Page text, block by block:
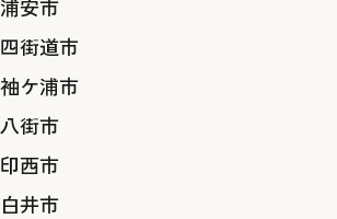
浦安市
四街道市
袖ケ浦市
八街市
印西市
白井市